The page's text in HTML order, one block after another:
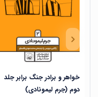
خواهر و برادر جنگ برابر جلد
دوم (جرم لیمونادی)